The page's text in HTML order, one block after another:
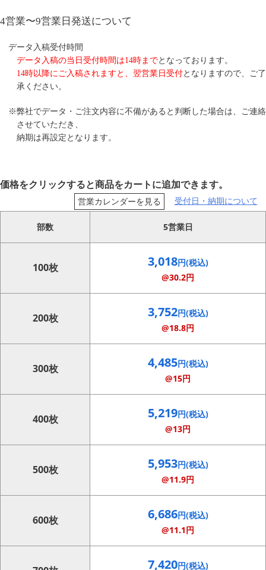
4営業〜9営業日発送について
データ入稿受付時間
データ入稿の当日受付時間は14時までとなっております。
14時以降にご入稿されますと、翌営業日受付となりますので、ご了
承ください。
※弊社でデータ・ご注文内容に不備があると判断した場合は、ご連絡
させていただき、
納期は再設定となります。
価格をクリックすると商品をカートに追加できます。
受付日・納期について
営業カレンダーを見る
部数 5営業日
100枚 3,018円(税込)
@30.2円
200枚 3,752円(税込)
@18.8円
300枚 4,485円(税込)
@15円
400枚 5,219円(税込)
@13円
500枚 5,953円(税込)
@11.9円
600枚 6,686円(税込)
@11.1円
7,420円(税込)